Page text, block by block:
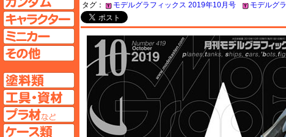
タグ： モデルグラフィックス 2019年10月号 モデルグ
キャラクターページへ
その他ページへ
塗料ページへ
工具ページへ
プラ材ページへ
ケースページへ